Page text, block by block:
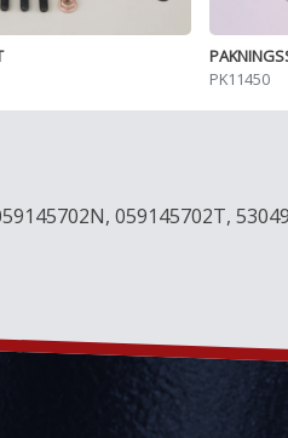
PK11450
059145702T,